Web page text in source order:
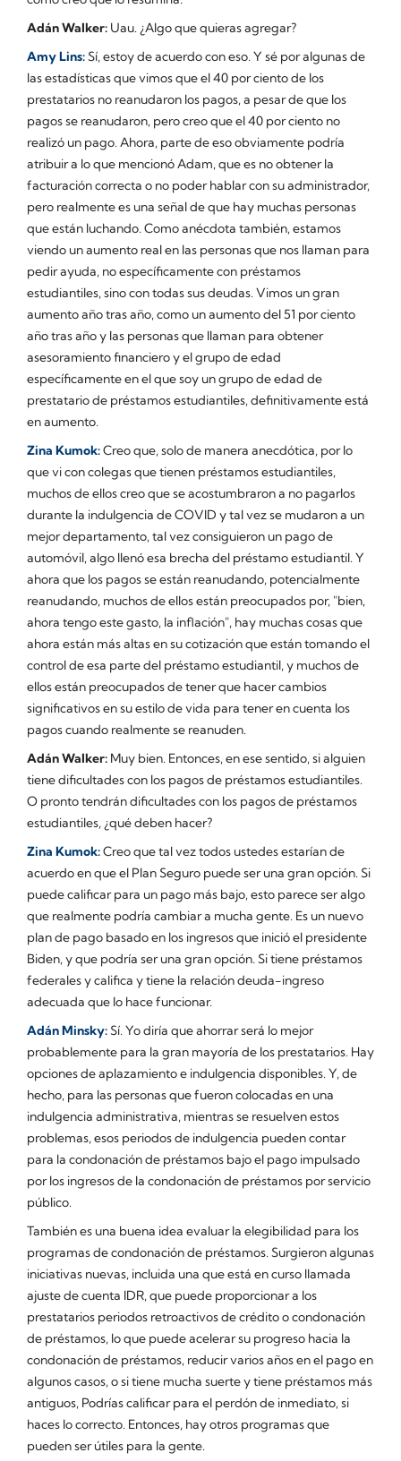
Adán Walker: Uau. ¿Algo que quieras agregar?
Amy Lins:Sí, estoy de acuerdo con eso. Y sé por algunas de
las estadísticas que vimos que el 40 por ciento de los
prestatarios no reanudaron los pagos, a pesar de que los
pagos se reanudaron, pero creo que el 40 por ciento no
realizó un pago. Ahora, parte de eso obviamente podría
atribuir a lo que mencionó Adam, que es no obtener la
facturación correcta o no poder hablar con su administrador,
pero realmente es una señal de que hay muchas personas
que están luchando. Como anécdota también, estamos
viendo un aumento real en las personas que nos llaman para
pedir ayuda, no específicamente con préstamos
estudiantiles, sino con todas sus deudas. Vimos un gran
aumento año tras año, como un aumento del 51 por ciento
año tras año y las personas que llaman para obtener
asesoramiento financiero y el grupo de edad
específicamente en el que soy un grupo de edad de
prestatario de préstamos estudiantiles, definitivamente está
en aumento.
Zina Kumok:Creo que, solo de manera anecdótica, por lo
que vi con colegas que tienen préstamos estudiantiles,
muchos de ellos creo que se acostumbraron a no pagarlos
durante la indulgencia de COVID y tal vez se mudaron a un
mejor departamento, tal vez consiguieron un pago de
automóvil, algo llenó esa brecha del préstamo estudiantil. Y
ahora que los pagos se están reanudando, potencialmente
reanudando, muchos de ellos están preocupados por, "bien,
ahora tengo este gasto, la inflación", hay muchas cosas que
ahora están más altas en su cotización que están tomando el
control de esa parte del préstamo estudiantil, y muchos de
ellos están preocupados de tener que hacer cambios
significativos en su estilo de vida para tener en cuenta los
pagos cuando realmente se reanuden.
Adán Walker: Muy bien. Entonces, en ese sentido, si alguien
tiene dificultades con los pagos de préstamos estudiantiles.
O pronto tendrán dificultades con los pagos de préstamos
estudiantiles, ¿qué deben hacer?
Zina Kumok:Creo que tal vez todos ustedes estarían de
acuerdo en que el Plan Seguro puede ser una gran opción. Si
puede calificar para un pago más bajo, esto parece ser algo
que realmente podría cambiar a mucha gente. Es un nuevo
plan de pago basado en los ingresos que inició el presidente
Biden, y que podría ser una gran opción. Si tiene préstamos
federales y califica y tiene la relación deuda-ingreso
adecuada que lo hace funcionar.
Adán Minsky:Sí. Yo diría que ahorrar será lo mejor
probablemente para la gran mayoría de los prestatarios. Hay
opciones de aplazamiento e indulgencia disponibles. Y, de
hecho, para las personas que fueron colocadas en una
indulgencia administrativa, mientras se resuelven estos
problemas, esos periodos de indulgencia pueden contar
para la condonación de préstamos bajo el pago impulsado
por los ingresos de la condonación de préstamos por servicio
público.
También es una buena idea evaluar la elegibilidad para los
programas de condonación de préstamos. Surgieron algunas
iniciativas nuevas, incluida una que está en curso llamada
ajuste de cuenta IDR, que puede proporcionar a los
prestatarios periodos retroactivos de crédito o condonación
de préstamos, lo que puede acelerar su progreso hacia la
condonación de préstamos, reducir varios años en el pago en
algunos casos, o si tiene mucha suerte y tiene préstamos más
antiguos, Podrías calificar para el perdón de inmediato, si
haces lo correcto. Entonces, hay otros programas que
pueden ser útiles para la gente.